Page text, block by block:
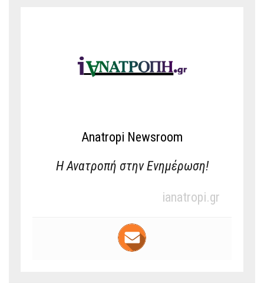
Anatropi Newsroom
Η Ανατροπή στην Ενημέρωση!
ianatropi.gr